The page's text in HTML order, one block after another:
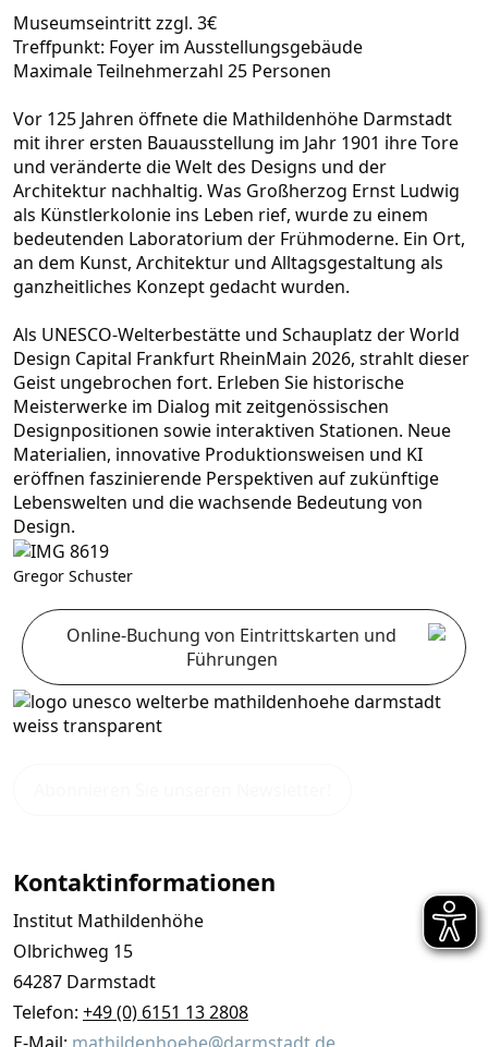
Museumseintritt zzgl. 3€
Treffpunkt: Foyer im Ausstellungsgebäude
Maximale Teilnehmerzahl 25 Personen
Vor 125 Jahren öffnete die Mathildenhöhe Darmstadt
mit ihrer ersten Bauausstellung im Jahr 1901 ihre Tore
und veränderte die Welt des Designs und der
Architektur nachhaltig. Was Großherzog Ernst Ludwig
als Künstlerkolonie ins Leben rief, wurde zu einem
bedeutenden Laboratorium der Frühmoderne. Ein Ort,
an dem Kunst, Architektur und Alltagsgestaltung als
ganzheitliches Konzept gedacht wurden.
Als UNESCO-Welterbestätte und Schauplatz der World
Design Capital Frankfurt RheinMain 2026, strahlt dieser
Geist ungebrochen fort. Erleben Sie historische
Meisterwerke im Dialog mit zeitgenössischen
Designpositionen sowie interaktiven Stationen. Neue
Materialien, innovative Produktionsweisen und KI
eröffnen faszinierende Perspektiven auf zukünftige
Lebenswelten und die wachsende Bedeutung von
Design.
Gregor Schuster
Online-Buchung von Eintrittskarten und
Führungen
Kontaktinformationen
Institut Mathildenhöhe
Olbrichweg 15
64287 Darmstadt
Telefon: +49 (0) 6151 13 2808